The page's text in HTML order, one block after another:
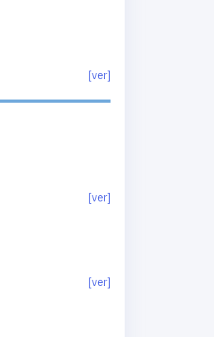
[ver]
[ver]
[ver]